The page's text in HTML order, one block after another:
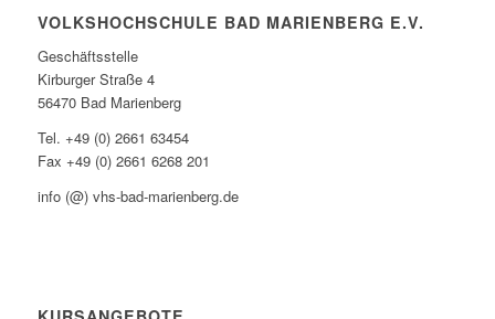
VOLKSHOCHSCHULE BAD MARIENBERG E.V.
Geschäftsstelle
Kirburger Straße 4
56470 Bad Marienberg
Tel. +49 (0) 2661 63454
Fax +49 (0) 2661 6268 201
info (@) vhs-bad-marienberg.de